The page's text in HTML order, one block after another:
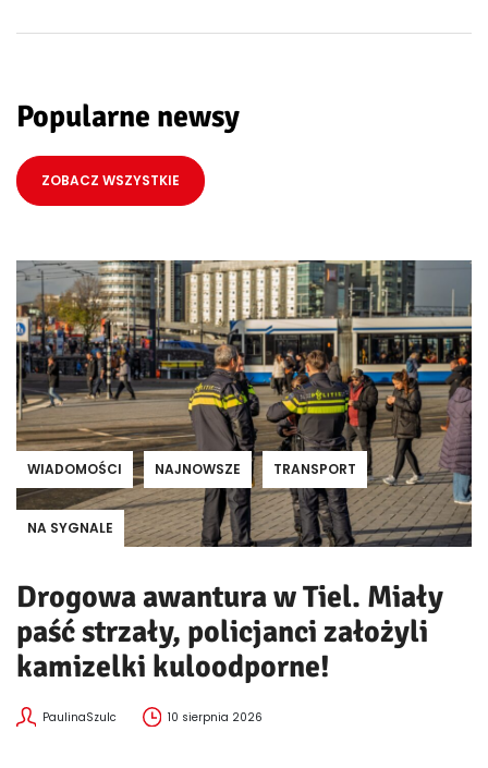
Popularne newsy
ZOBACZ WSZYSTKIE
WIADOMOŚCI NAJNOWSZE TRANSPORT
NA SYGNALE
Drogowa awantura w Tiel. Miały
paść strzały, policjanci założyli
kamizelki kuloodporne!
PaulinaSzulc 10 sierpnia 2026